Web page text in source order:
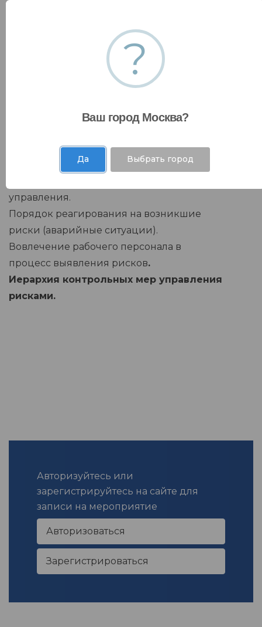
Действия людей как источник рисков.
Этапы и методы выявления и оценки
Характеристика, обработка и
Разработка мер управления выявленными
Определение вероятности и потенциала
управления.
Порядок реагирования на возникшие
риски (аварийные ситуации).
Вовлечение рабочего персонала в
процесс выявления рисков.
Иерархия контрольных мер управления
рисками.
Авторизуйтесь или
зарегистрируйтесь на сайте для
записи на мероприятие
Авторизоваться
Зарегистрироваться
?
Ваш город Москва?
Да Выбрать город